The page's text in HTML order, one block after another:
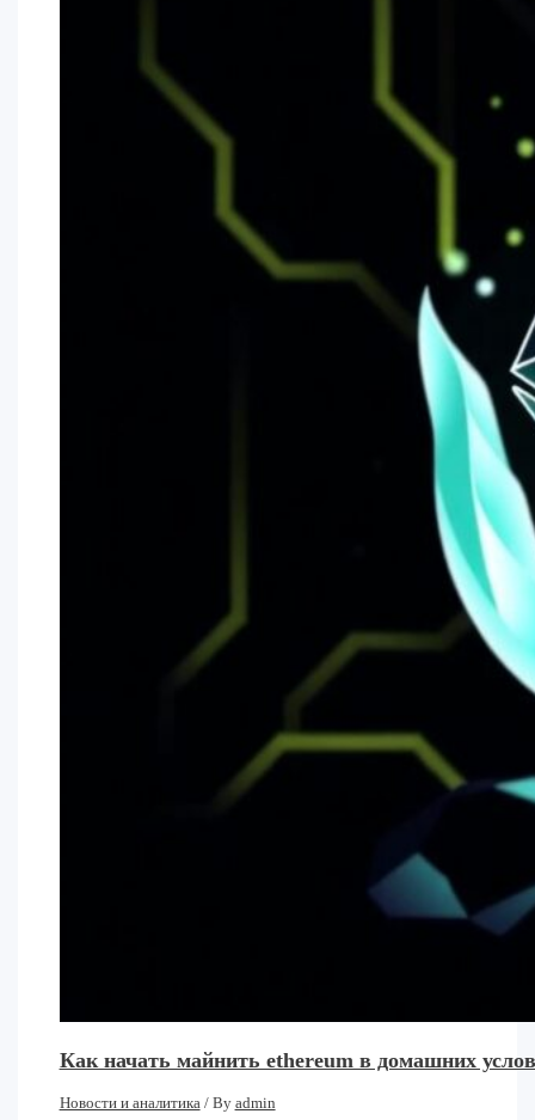
Как начать майнить ethereum в домашних
Новости и аналитика / By admin